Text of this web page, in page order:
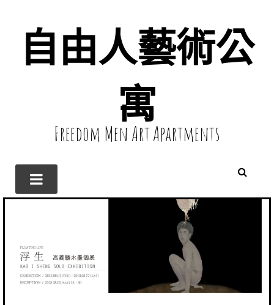
自由人藝術公
寓
Freedom Men Art Apartments